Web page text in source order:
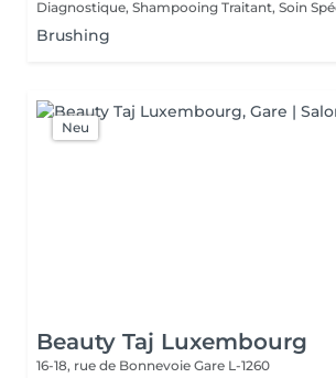
Brushing
Neu
Beauty Taj Luxembourg
16-18, rue de Bonnevoie Gare L-1260